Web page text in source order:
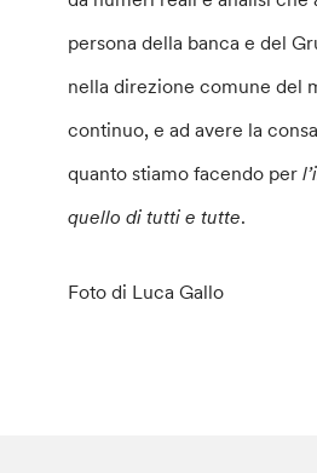
persona della banca e del
nella direzione comune del
continuo, e ad avere la
quanto stiamo facendo per
quello di tutti e tutte.
Foto di Luca Gallo